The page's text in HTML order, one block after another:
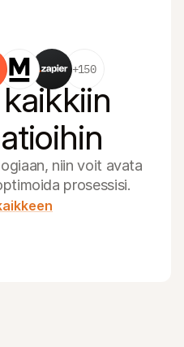
+150
niin voit avata
prosessisi.